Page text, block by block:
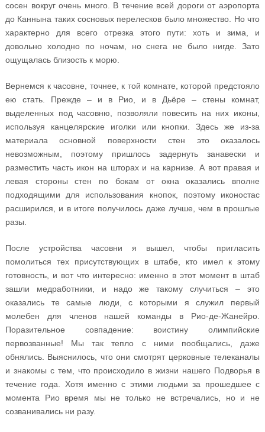
сосен вокруг очень много. В течение всей дороги от аэропорта
до Каннына таких сосновых перелесков было множество. Но что
характерно для всего отрезка этого пути: хоть и зима, и
довольно холодно по ночам, но снега не было нигде. Зато
ощущалась близость к морю.
Вернемся к часовне, точнее, к той комнате, которой предстояло
ею стать. Прежде – и в Рио, и в Дьёре – стены комнат,
выделенных под часовню, позволяли повесить на них иконы,
используя канцелярские иголки или кнопки. Здесь же из-за
материала основной поверхности стен это оказалось
невозможным, поэтому пришлось задернуть занавески и
разместить часть икон на шторах и на карнизе. А вот правая и
левая стороны стен по бокам от окна оказались вполне
подходящими для использования кнопок, поэтому иконостас
расширился, и в итоге получилось даже лучше, чем в прошлые
разы.
После устройства часовни я вышел, чтобы пригласить
помолиться тех присутствующих в штабе, кто имел к этому
готовность, и вот что интересно: именно в этот момент в штаб
зашли медработники, и надо же такому случиться – это
оказались те самые люди, с которыми я служил первый
молебен для членов нашей команды в Рио-де-Жанейро.
Поразительное совпадение: воистину олимпийские
первозванные! Мы так тепло с ними пообщались, даже
обнялись. Выяснилось, что они смотрят церковные телеканалы
и знакомы с тем, что происходило в жизни нашего Подворья в
течение года. Хотя именно с этими людьми за прошедшее с
момента Рио время мы не только не встречались, но и не
созванивались ни разу.